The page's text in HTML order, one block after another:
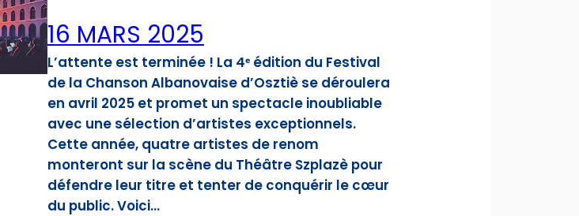
16 MARS 2025
L’attente est terminée ! La 4ᵉ édition du Festival
de la Chanson Albanovaise d’Osztiè se déroulera
en avril 2025 et promet un spectacle inoubliable
avec une sélection d’artistes exceptionnels.
Cette année, quatre artistes de renom
monteront sur la scène du Théâtre Szplazè pour
défendre leur titre et tenter de conquérir le cœur
du public. Voici…